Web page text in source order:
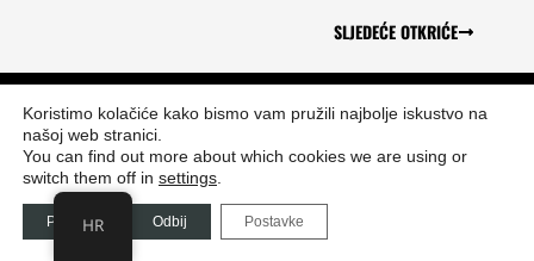
o
k
e
a
g
r
a
m
SLJEDEĆE OTKRIĆE
HR
Koristimo kolačiće kako bismo vam pružili najbolje iskustvo na
našoj web stranici.
You can find out more about which cookies we are using or
switch them off in settings
Prihvati Odbij Postavke